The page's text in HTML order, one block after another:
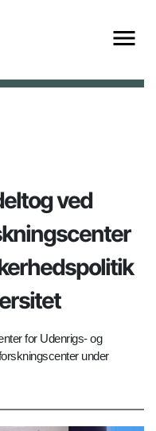
ved
for Udenrigs- og
under